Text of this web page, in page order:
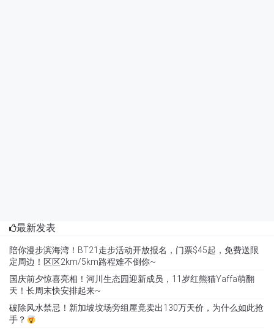
最新发表
陪你漫步滨海湾！BT21走步活动开放报名，门票$45起，免费送限
定周边！区区2km/5km路程难不倒你~
国庆前夕惊喜亮相！河川生态园迎新成员，11岁红熊猫Yaffa萌翻
天！长周末快安排起来~
破除风水禁忌！新加坡坟场旁组屋竟卖出130万天价，为什么如此抢
手？